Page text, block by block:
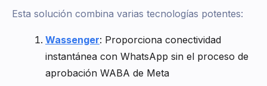
Esta solución combina varias tecnologías potentes:
Wassenger: Proporciona conectividad
instantánea con WhatsApp sin el proceso de
aprobación WABA de Meta